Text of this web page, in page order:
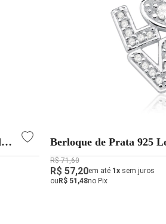
Berloque de Prata 925
R$ 71,60
R$ 57,20em até 1xsem juros
ouR$ 51,48no Pix